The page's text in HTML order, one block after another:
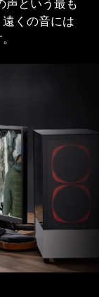
という最も
くの音には